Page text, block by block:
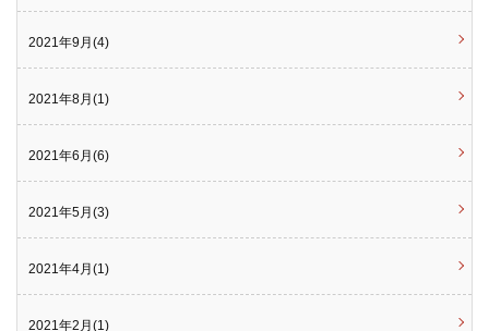
2021年9月(4)
2021年8月(1)
2021年6月(6)
2021年5月(3)
2021年4月(1)
2021年2月(1)